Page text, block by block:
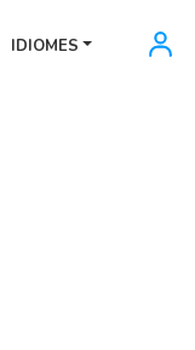
IDIOMES